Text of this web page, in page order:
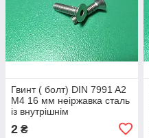
Гвинт ( болт) DIN 7991 A2
M4 16 мм неіржавка сталь
із внутрішнім
2 ₴